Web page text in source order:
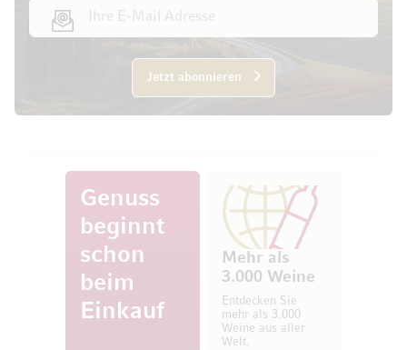
E-Mail Adresse
Jetzt abonnieren
Genuss
beginnt
schon
beim
Einkauf
Mehr als
3.000 Weine
Entdecken Sie
mehr als 3.000
Weine aus aller
Welt.